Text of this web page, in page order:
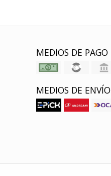
MEDIOS DE PAGO
MEDIOS DE ENVÍO